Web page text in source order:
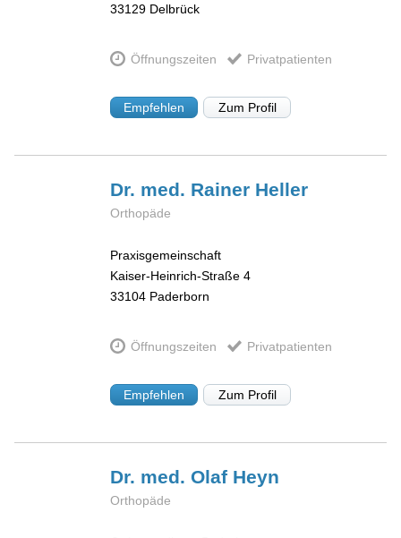
33129 Delbrück
Öffnungszeiten Privatpatienten
Empfehlen Zum Profil
Dr. med. Rainer Heller
Orthopäde
Praxisgemeinschaft
Kaiser-Heinrich-Straße 4
33104 Paderborn
Öffnungszeiten Privatpatienten
Empfehlen Zum Profil
Dr. med. Olaf Heyn
Orthopäde